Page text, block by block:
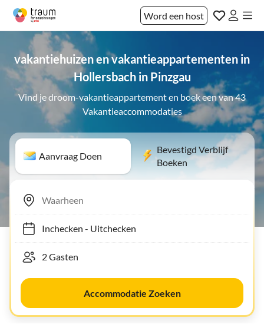
Word een host
vakantiehuizen en vakantieappartementen in
Hollersbach in Pinzgau
Vind je droom-vakantieappartement en boek een van 43
Vakantieaccommodaties
Aanvraag Doen
Bevestigd Verblijf
Boeken
Inchecken- Uitchecken
Accommodatie Zoeken